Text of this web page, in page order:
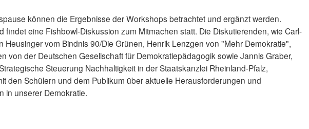
können die Ergebnisse der Workshops betrachtet und ergänzt werden.
findet eine Fishbowl-Diskussion zum Mitmachen statt. Die Diskutierenden, wie Carl-
Heusinger vom Bindnis 90/Die Grünen, Henrik Lenzgen von "Mehr Demokratie",
von der Deutschen Gesellschaft für Demokratiepädagogik sowie Jannis Graber,
Steuerung Nachhaltigkeit in der Staatskanzlei Rheinland-Pfalz,
den Schülern und dem Publikum über aktuelle Herausforderungen und
in unserer Demokratie.